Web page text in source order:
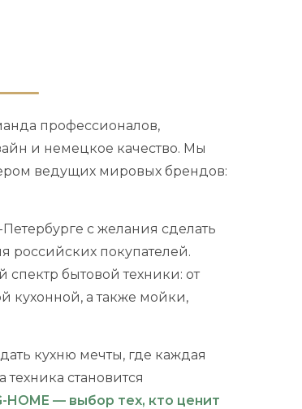
профессионалов,
и немецкое качество. Мы
ведущих мировых брендов:
с желания сделать
российских покупателей.
бытовой техники: от
кухонной, а также мойки,
кухню мечты, где каждая
становится
HOME — выбор тех, кто ценит